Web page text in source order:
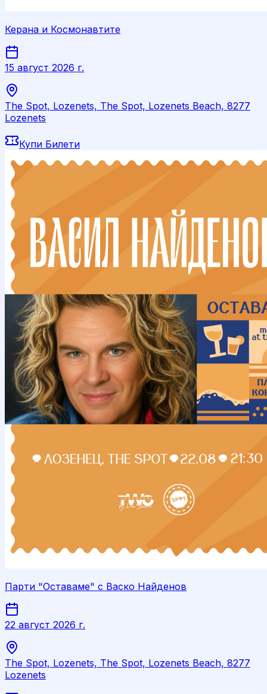
Керана и Космонавтите
15 август 2026 г.
The Spot, Lozenets, The Spot, Lozenets Beach, 8277
Lozenets
Купи Билети
Парти "Оставаме" с Васко Найденов
22 август 2026 г.
The Spot, Lozenets, The Spot, Lozenets Beach, 8277
Lozenets